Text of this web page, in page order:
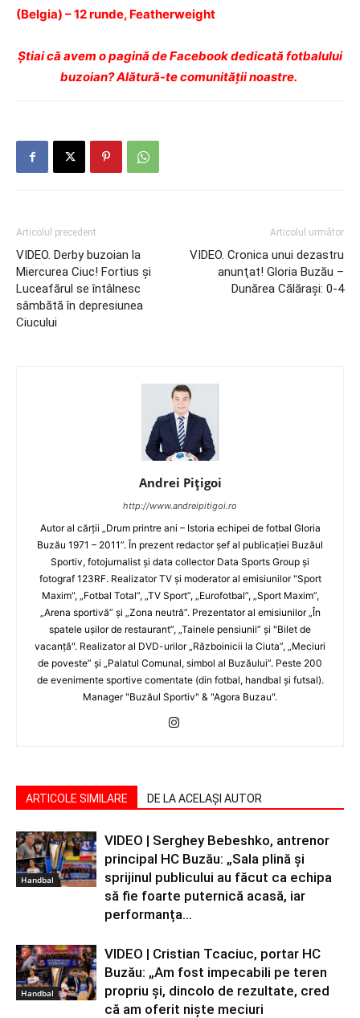
(Belgia) – 12 runde, Featherweight
Ştiai că avem o pagină de Facebook dedicată fotbalului
buzoian? Alătură-te comunității noastre.
Articolul precedent
VIDEO. Derby buzoian la
Miercurea Ciuc! Fortius şi
Luceafărul se întâlnesc
sâmbătă în depresiunea
Ciucului
Articolul următor
VIDEO. Cronica unui dezastru
anunţat! Gloria Buzău –
Dunărea Călăraşi: 0-4
Andrei Pițigoi
http://www.andreipitigoi.ro
Autor al cărţii „Drum printre ani – Istoria echipei de fotbal Gloria
Buzău 1971 – 2011”. În prezent redactor şef al publicaţiei Buzăul
Sportiv, fotojurnalist şi data collector Data Sports Group şi
fotograf 123RF. Realizator TV şi moderator al emisiunilor "Sport
Maxim", „Fotbal Total”, „TV Sport”, „Eurofotbal”, „Sport Maxim”,
„Arena sportivă” şi „Zona neutră”. Prezentator al emisiunilor „În
spatele uşilor de restaurant”, „Tainele pensiunii” şi "Bilet de
vacanţă". Realizator al DVD-urilor „Războinicii la Ciuta”, „Meciuri
de poveste” şi „Palatul Comunal, simbol al Buzăului”. Peste 200
de evenimente sportive comentate (din fotbal, handbal şi futsal).
Manager "Buzăul Sportiv" & "Agora Buzau".
ARTICOLE SIMILARE DE LA ACELAȘI AUTOR
Handbal
VIDEO | Serghey Bebeshko, antrenor
principal HC Buzău: „Sala plină și
sprijinul publicului au făcut ca echipa
să fie foarte puternică acasă, iar
performanța...
Handbal
VIDEO | Cristian Tcaciuc, portar HC
Buzău: „Am fost impecabili pe teren
propriu și, dincolo de rezultate, cred
că am oferit niște meciuri